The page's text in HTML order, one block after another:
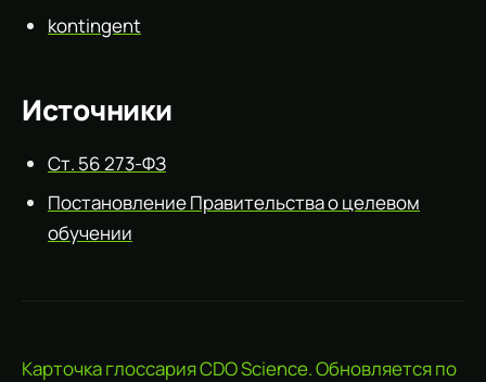
kontingent
Источники
Ст. 56 273-ФЗ
Постановление Правительства о целевом
обучении
Карточка глоссария CDO Science. Обновляется по